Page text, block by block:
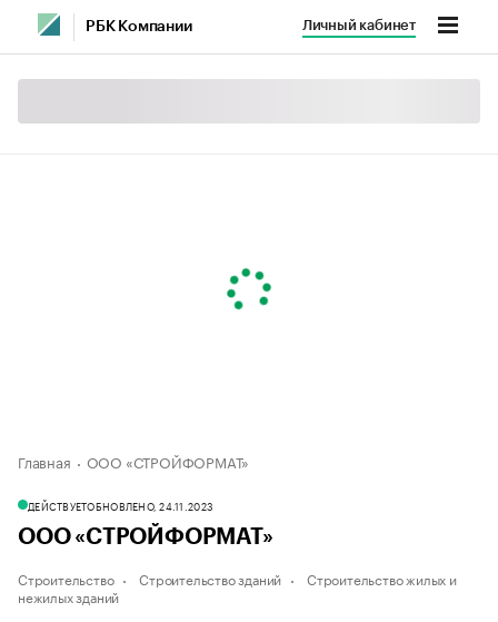
РБК Компании Личный кабинет
Главная ООО «СТРОЙФОРМАТ»
ДЕЙСТВУЕТОБНОВЛЕНО, 24.11.2023
ООО «СТРОЙФОРМАТ»
Строительство Строительство зданий
Строительство жилых и
нежилых зданий